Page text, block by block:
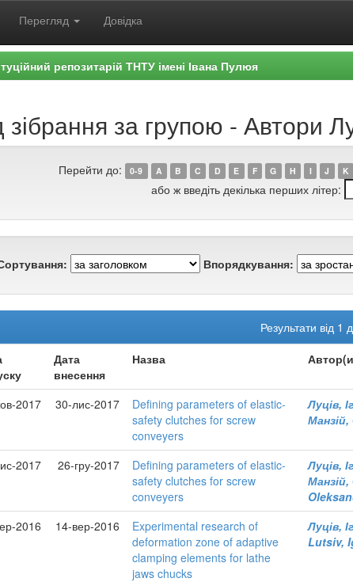
Перегляд Довідка
репозитарій ТНТУ імені Івана Пулюя
за групою - Автори
Перейти до: 0-9 A B C D E F G H I J K
або ж введіть декілька перших літер:
Впорядкування:
Результати від 1
Дата
внесення
Назва
2017 30-лис-2017
Defining parameters of elastic-
safety clutches for screw
conveyers
Луців,
2017 26-гру-2017
Defining parameters of elastic-
safety clutches for screw
conveyers
Луців,
2016 14-вер-2016
Experimental research of
deformation zone of adaptive
clamping elements for lathe
jaws chucks
Луців,
Lutsiv,